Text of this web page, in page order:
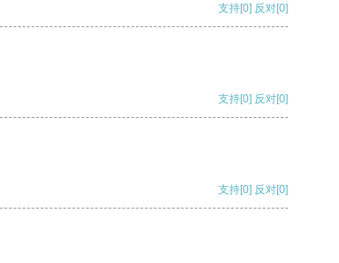
支持[0] 反对[0]
支持[0] 反对[0]
支持[0] 反对[0]